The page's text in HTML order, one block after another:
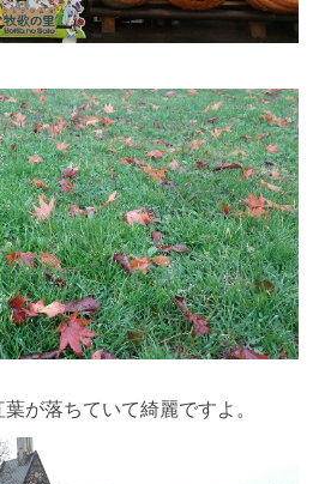
が落ちていて綺麗ですよ。